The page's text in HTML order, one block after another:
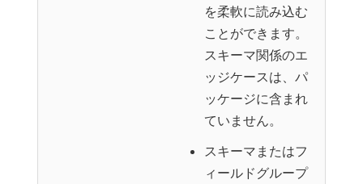
を柔軟に読み込む
ことができます。
スキーマ関係のエ
ッジケースは、パ
ッケージに含まれ
ていません。
スキーマまたはフ
ィールドグループ